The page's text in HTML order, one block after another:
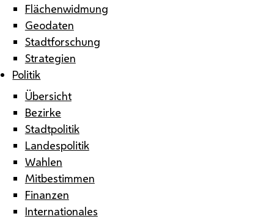
Flächenwidmung
Geodaten
Stadtforschung
Strategien
Politik
Übersicht
Bezirke
Stadtpolitik
Landespolitik
Wahlen
Mitbestimmen
Finanzen
Internationales